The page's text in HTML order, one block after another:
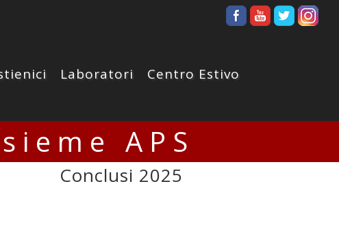
Laboratori
Centro Estivo
APS
Conclusi 2025